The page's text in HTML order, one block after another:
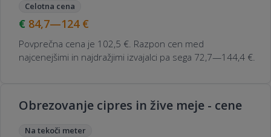
Celotna cena
84,7—124 €
Povprečna cena je 102,5 €. Razpon cen med
najcenejšimi in najdražjimi izvajalci pa sega 72,7—144,4 €.
Obrezovanje cipres in žive meje - cene
Na tekoči meter